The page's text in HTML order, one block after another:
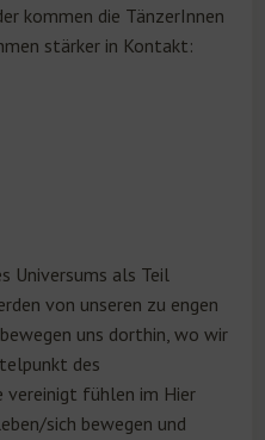
kommen die TänzerInnen
stärker in Kontakt:
Universums als Teil
von unseren zu engen
uns dorthin, wo wir
des
vereinigt fühlen im Hier
sich bewegen und